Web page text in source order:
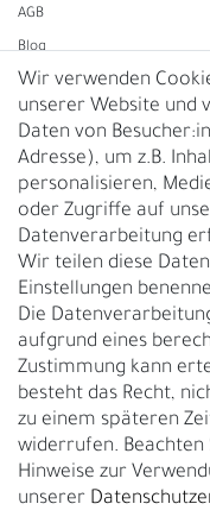
AGB
Blog
Vertrag widerrufen
UNTERNEHMEN
Nachhaltigkeit
Kontakt
Über uns
Rückgabe
Gürtelgröße messen
Garantie
GESCHÄFTSKUNDEN &
B2B Geschäftskunden
Wir verwenden
unserer Website und
Daten von
Adresse), um z.B.
personalisieren,
oder Zugriffe auf
Datenverarbeitung
Wir teilen diese
Einstellungen
Die
aufgrund eines
Zustimmung kann
besteht das Recht,
zu einem späteren
widerrufen. Beachten
Hinweise zur
unserer